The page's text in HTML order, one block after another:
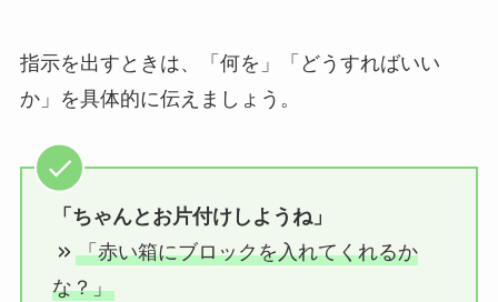
指示を出すときは、「何を」「どうすればいい
か」を具体的に伝えましょう。
「ちゃんとお片付けしようね」
「赤い箱にブロックを入れてくれるか
な？」